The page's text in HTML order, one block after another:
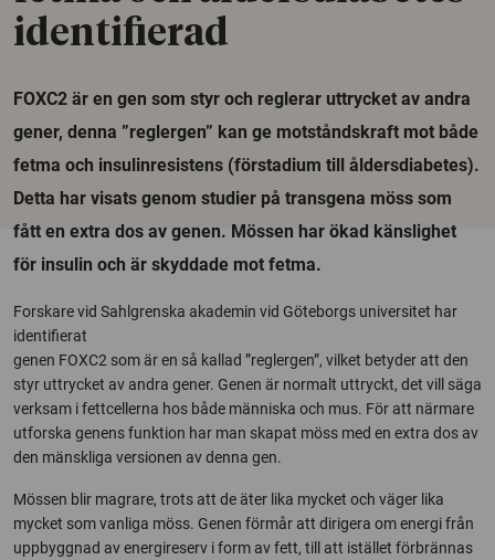
identifierad
FOXC2 är en gen som styr och reglerar uttrycket av andra
gener, denna ”reglergen” kan ge motståndskraft mot både
fetma och insulinresistens (förstadium till åldersdiabetes).
Detta har visats genom studier på transgena möss som
fått en extra dos av genen. Mössen har ökad känslighet
för insulin och är skyddade mot fetma.
Forskare vid Sahlgrenska akademin vid Göteborgs universitet har
identifierat
genen FOXC2 som är en så kallad ”reglergen”, vilket betyder att den
styr uttrycket av andra gener. Genen är normalt uttryckt, det vill säga
verksam i fettcellerna hos både människa och mus. För att närmare
utforska genens funktion har man skapat möss med en extra dos av
den mänskliga versionen av denna gen.
Mössen blir magrare, trots att de äter lika mycket och väger lika
mycket som vanliga möss. Genen förmår att dirigera om energi från
uppbyggnad av energireserv i form av fett, till att istället förbrännas